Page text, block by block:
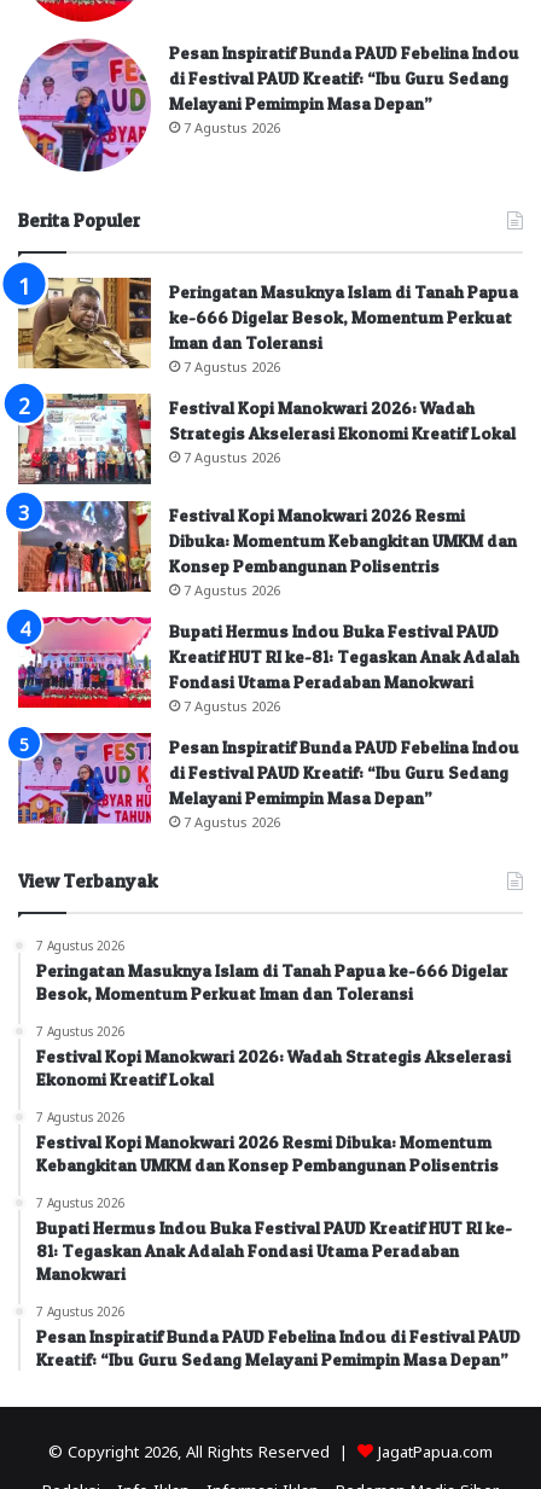
Pesan Inspiratif Bunda PAUD Febelina Indou
di Festival PAUD Kreatif: “Ibu Guru Sedang
Melayani Pemimpin Masa Depan”
7 Agustus 2026
Berita Populer
Peringatan Masuknya Islam di Tanah Papua
ke-666 Digelar Besok, Momentum Perkuat
Iman dan Toleransi
7 Agustus 2026
Festival Kopi Manokwari 2026: Wadah
Strategis Akselerasi Ekonomi Kreatif Lokal
7 Agustus 2026
Festival Kopi Manokwari 2026 Resmi
Dibuka: Momentum Kebangkitan UMKM dan
Konsep Pembangunan Polisentris
7 Agustus 2026
Bupati Hermus Indou Buka Festival PAUD
Kreatif HUT RI ke-81: Tegaskan Anak Adalah
Fondasi Utama Peradaban Manokwari
7 Agustus 2026
Pesan Inspiratif Bunda PAUD Febelina Indou
di Festival PAUD Kreatif: “Ibu Guru Sedang
Melayani Pemimpin Masa Depan”
7 Agustus 2026
View Terbanyak
7 Agustus 2026
Peringatan Masuknya Islam di Tanah Papua ke-666 Digelar
Besok, Momentum Perkuat Iman dan Toleransi
7 Agustus 2026
Festival Kopi Manokwari 2026: Wadah Strategis Akselerasi
Ekonomi Kreatif Lokal
7 Agustus 2026
Festival Kopi Manokwari 2026 Resmi Dibuka: Momentum
Kebangkitan UMKM dan Konsep Pembangunan Polisentris
7 Agustus 2026
Bupati Hermus Indou Buka Festival PAUD Kreatif HUT RI ke-
81: Tegaskan Anak Adalah Fondasi Utama Peradaban
Manokwari
7 Agustus 2026
Pesan Inspiratif Bunda PAUD Febelina Indou di Festival PAUD
Kreatif: “Ibu Guru Sedang Melayani Pemimpin Masa Depan”
© Copyright 2026, All Rights Reserved | JagatPapua.com